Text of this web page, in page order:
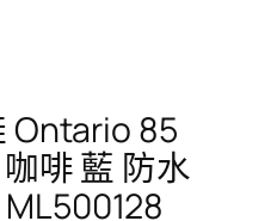
Ontario 85
啡 藍 防水